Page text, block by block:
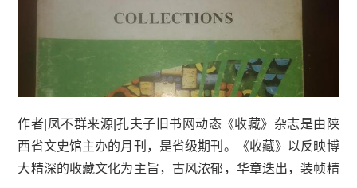
作者|凤不群来源|孔夫子旧书网动态《收藏》杂志是由陕
西省文史馆主办的月刊，是省级期刊。《收藏》以反映博
大精深的收藏文化为主旨，古风浓郁，华章迭出，装帧精